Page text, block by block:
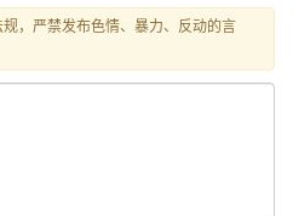
，严禁发布色情、暴力、反动的言